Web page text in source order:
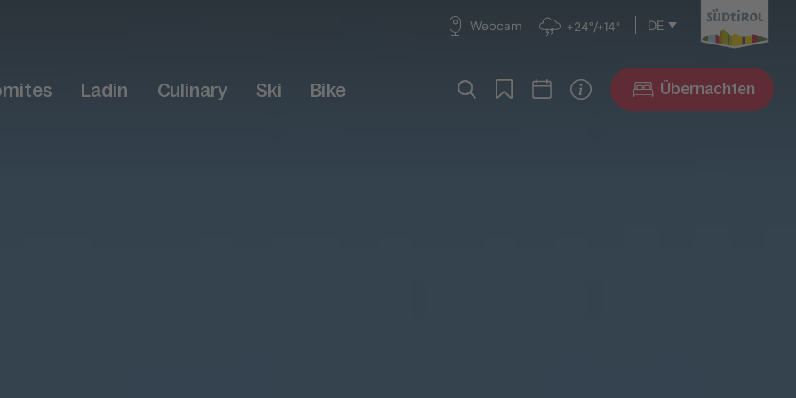
Webcam +24°/+14° DE
Ladin Culinary Ski Bike Übernachten